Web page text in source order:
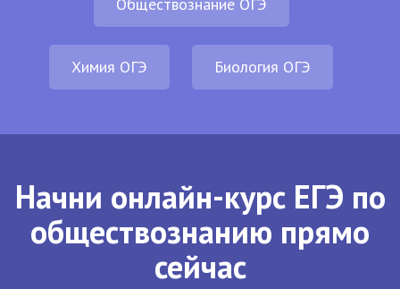
Обществознание ОГЭ
Химия ОГЭ Биология ОГЭ
Начни онлайн-курс ЕГЭ по
обществознанию прямо
сейчас